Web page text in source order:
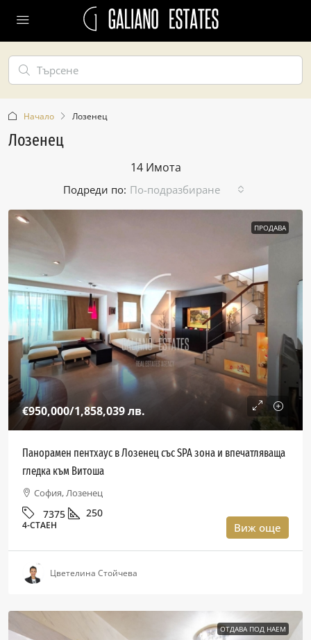
Начало Лозенец
Лозенец
14 Имотa
Подреди по: По-подразбиране
ПРОДАВА
€950,000/1,858,039 лв.
Панорамен пентхаус в Лозенец със SPA зона и впечатляваща
гледка към Витоша
София, Лозенец
7375 250
4-СТАЕН Виж още
Цветелина Стойчева
ОТДАВА ПОД НАЕМ